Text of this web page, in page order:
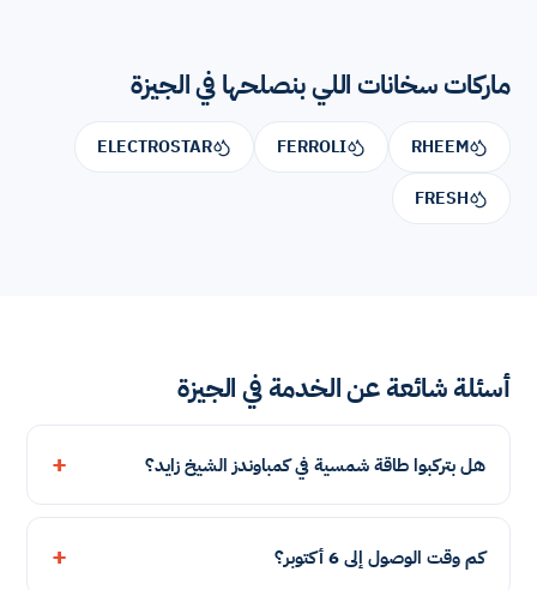
ماركات سخانات اللي بنصلحها في الجيزة
RHEEM
FERROLI
ELECTROSTAR
FRESH
أسئلة شائعة عن الخدمة في الجيزة
هل بتركبوا طاقة شمسية في كمباوندز الشيخ زايد؟
كم وقت الوصول إلى 6 أكتوبر؟